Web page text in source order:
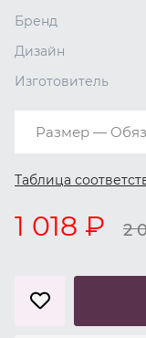
Бренд
Дизайн
Изготовитель
Размер —
Таблица
1 018 ₽ 2